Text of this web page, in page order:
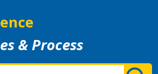
& Process